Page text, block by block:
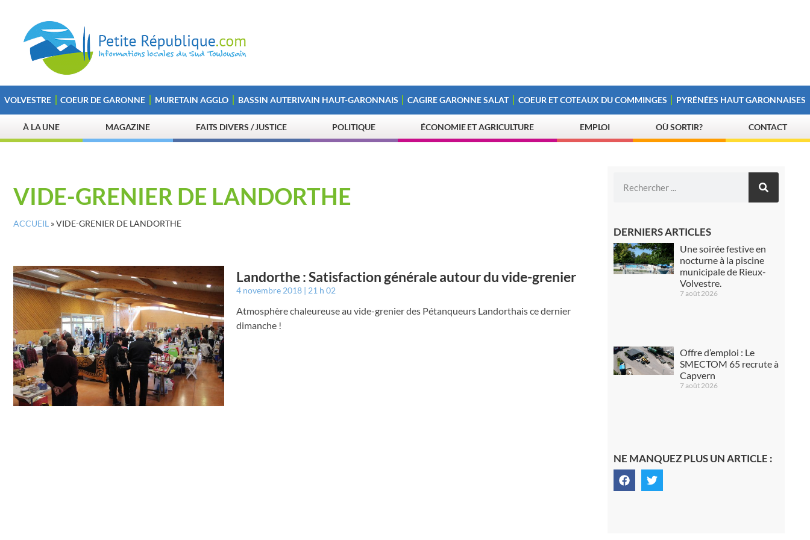
VOLVESTRE COEUR DE GARONNE MURETAIN AGGLO BASSIN AUTERIVAIN HAUT-GARONNAIS CAGIRE GARONNE SALAT COEUR ET COTEAUX DU COMMINGES PYRÉNÉES HAUT GARONNAISES
À LA UNE MAGAZINE FAITS DIVERS / JUSTICE POLITIQUE ÉCONOMIE ET AGRICULTURE EMPLOI OÙ SORTIR? CONTACT
VIDE-GRENIER DE LANDORTHE
ACCUEIL »VIDE-GRENIER DE LANDORTHE
Landorthe : Satisfaction générale autour du vide-grenier
4 novembre 2018 21 h 02
Atmosphère chaleureuse au vide-grenier des Pétanqueurs Landorthais ce dernier
dimanche !
DERNIERS ARTICLES
Une soirée festive en
nocturne à la piscine
municipale de Rieux-
Volvestre.
7 août 2026
Offre d’emploi : Le
SMECTOM 65 recrute à
Capvern
7 août 2026
NE MANQUEZ PLUS UN ARTICLE :